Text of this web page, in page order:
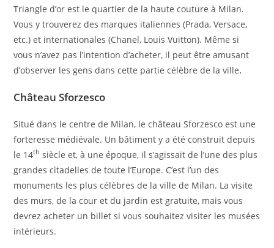
Triangle d’or est le quartier de la haute couture à Milan.
Vous y trouverez des marques italiennes (Prada, Versace,
etc.) et internationales (Chanel, Louis Vuitton). Même si
vous n’avez pas l’intention d’acheter, il peut être amusant
d’observer les gens dans cette partie célèbre de la ville.
Château Sforzesco
Situé dans le centre de Milan, le château Sforzesco est une
forteresse médiévale. Un bâtiment y a été construit depuis
le 14th siècle et, à une époque, il s’agissait de l’une des plus
grandes citadelles de toute l’Europe. C’est l’un des
monuments les plus célèbres de la ville de Milan. La visite
des murs, de la cour et du jardin est gratuite, mais vous
devrez acheter un billet si vous souhaitez visiter les musées
intérieurs.